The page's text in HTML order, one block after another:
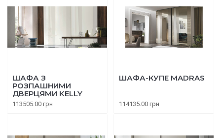
ШАФА З
РОЗПАШНИМИ
ДВЕРЦЯМИ KELLY
113505.00 грн
ШАФА-КУПЕ MADRAS
114135.00 грн